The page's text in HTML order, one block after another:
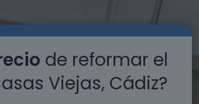
de reformar el
Viejas, Cádiz?